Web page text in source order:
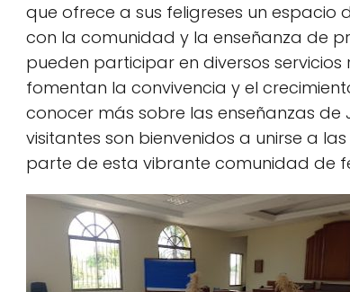
que ofrece a sus feligreses un
con la comunidad y la enseñanza de
pueden participar en diversos
fomentan la convivencia y el
conocer más sobre las enseñanzas de
visitantes son bienvenidos a unirse a
parte de esta vibrante comunidad de